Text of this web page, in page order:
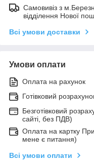
Самовивіз з
відділення Нової
Всі умови доставки
Умови оплати
Оплата на рахунок
Готівковий
Безготівковий
сайті, без ПДВ)
Оплата на картку
мене є питання)
Всі умови оплати